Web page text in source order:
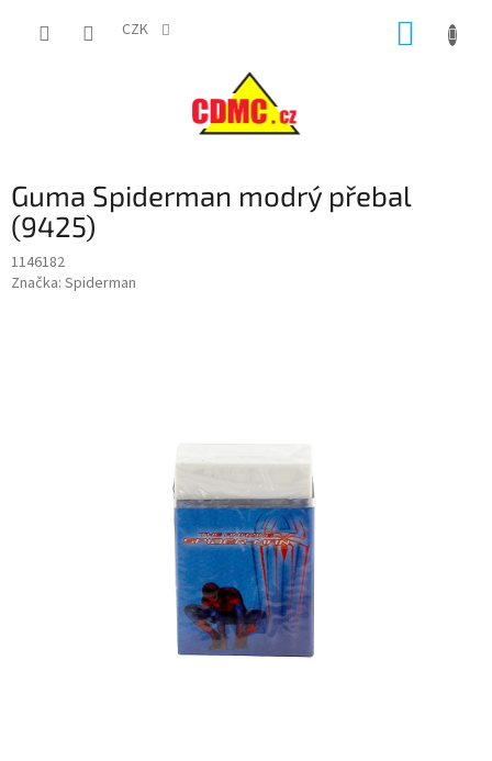
CZK
Guma Spiderman modrý přebal
(9425)
1146182
Značka: Spiderman